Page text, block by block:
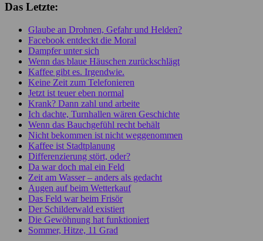
Das Letzte:
Glaube an Drohnen, Gefahr und Helden?
Facebook entdeckt die Moral
Dampfer unter sich
Wenn das blaue Häuschen zurückschlägt
Kaffee gibt es. Irgendwie.
Keine Zeit zum Telefonieren
Jetzt ist teuer eben normal
Krank? Dann zahl und arbeite
Ich dachte, Turnhallen wären Geschichte
Wenn das Bauchgefühl recht behält
Nicht bekommen ist nicht weggenommen
Kaffee ist Stadtplanung
Differenzierung stört, oder?
Da war doch mal ein Feld
Zeit am Wasser – anders als gedacht
Augen auf beim Wetterkauf
Das Feld war beim Frisör
Der Schilderwald existiert
Die Gewöhnung hat funktioniert
Sommer, Hitze, 11 Grad